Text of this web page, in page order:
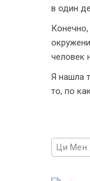
в один
человек
Я нашла
то, по
Ци